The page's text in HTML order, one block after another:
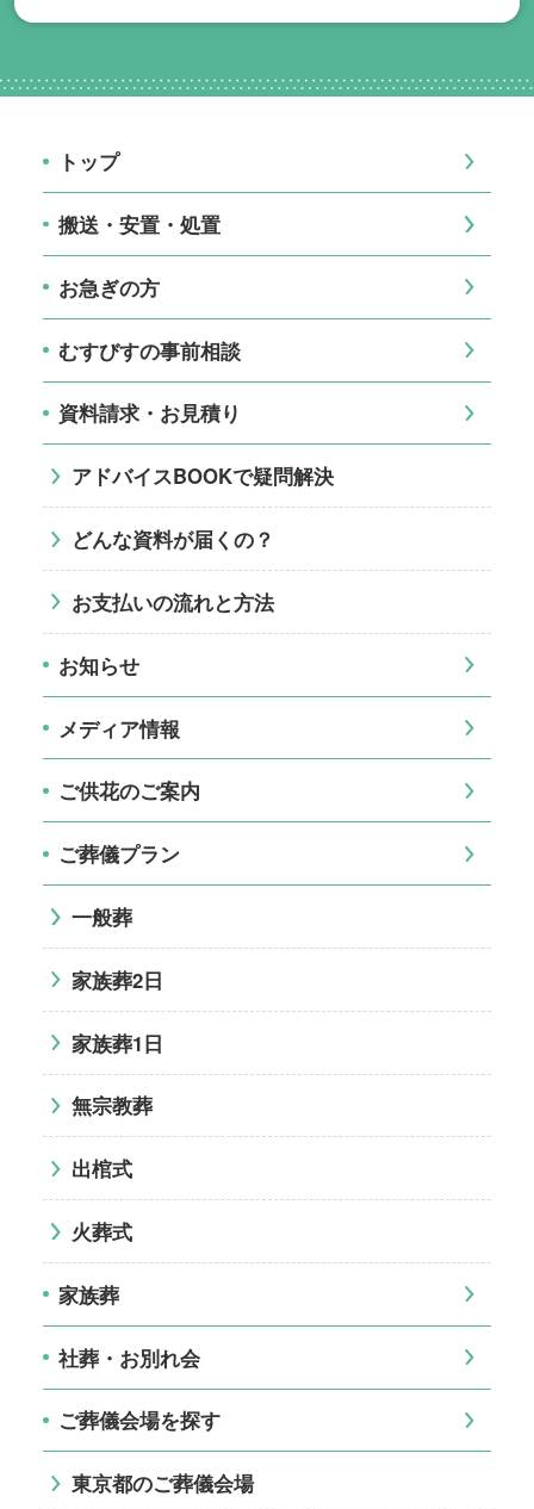
トップ
搬送・安置・処置
お急ぎの方
むすびすの事前相談
資料請求・お見積り
アドバイスBOOKで疑問解決
どんな資料が届くの？
お支払いの流れと方法
お知らせ
メディア情報
ご供花のご案内
ご葬儀プラン
一般葬
家族葬2日
家族葬1日
無宗教葬
出棺式
火葬式
家族葬
社葬・お別れ会
ご葬儀会場を探す
東京都のご葬儀会場